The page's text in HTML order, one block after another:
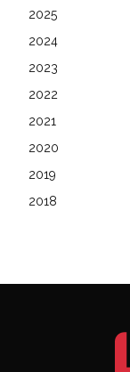
2025
2024
2023
2022
2021
2020
2019
2018